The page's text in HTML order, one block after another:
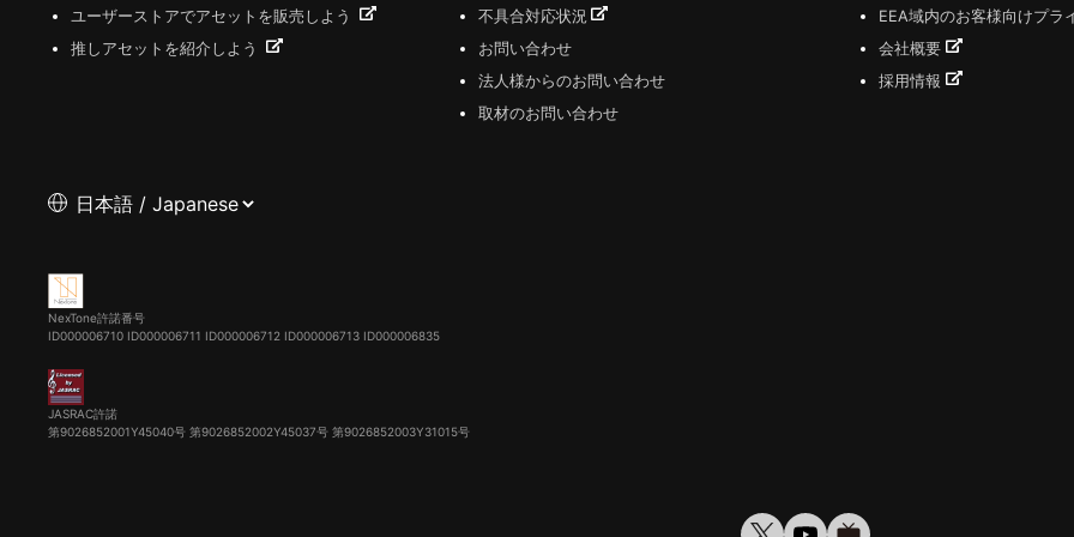
ユーザーストアでアセットを販売しよう
推しアセットを紹介しよう
不具合対応状況
お問い合わせ
法人様からのお問い合わせ
取材のお問い合わせ
EEA域内のお客様向けプラ
会社概要
採用情報
NexTone許諾番号
ID000006710 ID000006711 ID000006712 ID000006713 ID000006835
JASRAC許諾
第9026852001Y45040号 第9026852002Y45037号 第9026852003Y31015号